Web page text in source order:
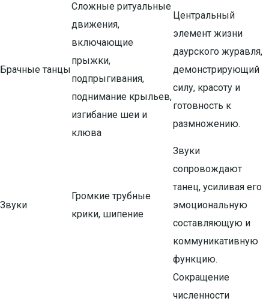
Брачные танцы
Сложные ритуальные
движения,
включающие
прыжки,
подпрыгивания,
поднимание крыльев,
изгибание шеи и
клюва
Центральный
элемент жизни
даурского журавля,
демонстрирующий
силу, красоту и
готовность к
размножению.
Звуки
Громкие трубные
крики, шипение
Звуки
сопровождают
танец, усиливая его
эмоциональную
составляющую и
коммуникативную
функцию.
Сокращение
численности